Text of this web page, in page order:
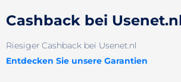
Cashback bei
Riesiger Cashback bei Usenet.nl
Entdecken Sie unsere Garantien